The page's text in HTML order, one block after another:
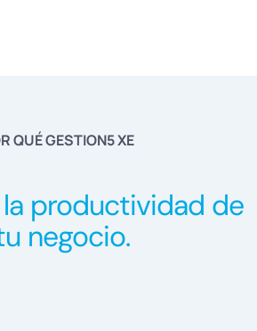
QUÉ GESTION5 XE
la productividad de
negocio.